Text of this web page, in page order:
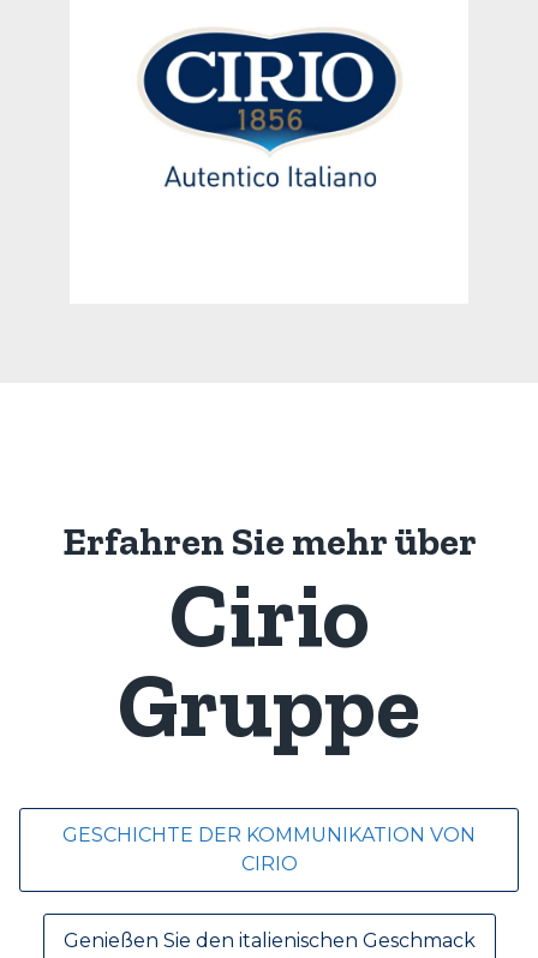
Erfahren Sie mehr über
Cirio
Gruppe
GESCHICHTE DER KOMMUNIKATION VON
CIRIO
Genießen Sie den italienischen Geschmack